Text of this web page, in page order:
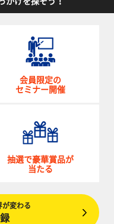
会員限定の
セミナー開催
抽選で豪華賞品が
当たる
が変わる